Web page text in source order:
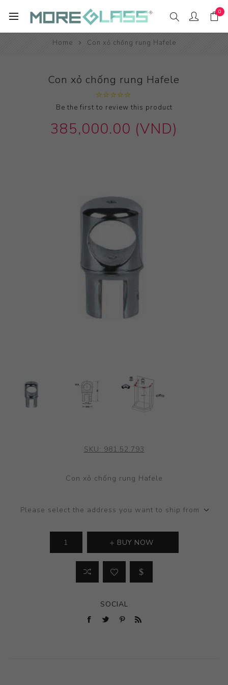
0
Home Con xỏ chống rung Hafele
Con xỏ chống rung Hafele
Be the first to review this product
385,000.00 (VND)
SKU: 981.52.793
Con xỏ chống rung Hafele
Please select the address you want to ship from
BUY NOW
SOCIAL